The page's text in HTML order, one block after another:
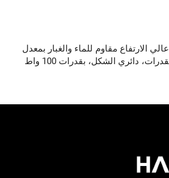
الارتفاع مقاوم للماء والغبار بمعدل
حماية IP65، متعدد القدرات، دائري الشكل، بقدرات 100 واط